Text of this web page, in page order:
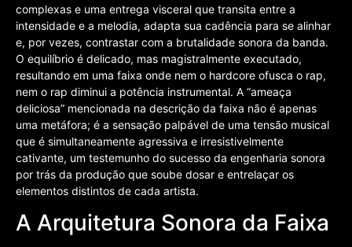
complexas e uma entrega visceral que transita entre a
intensidade e a melodia, adapta sua cadência para se alinhar
e, por vezes, contrastar com a brutalidade sonora da banda.
O equilíbrio é delicado, mas magistralmente executado,
resultando em uma faixa onde nem o hardcore ofusca o rap,
nem o rap diminui a potência instrumental. A “ameaça
deliciosa” mencionada na descrição da faixa não é apenas
uma metáfora; é a sensação palpável de uma tensão musical
que é simultaneamente agressiva e irresistivelmente
cativante, um testemunho do sucesso da engenharia sonora
por trás da produção que soube dosar e entrelaçar os
elementos distintos de cada artista.
A Arquitetura Sonora da Faixa